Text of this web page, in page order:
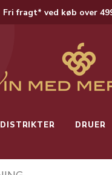
Fri fragt* ved køb over
DISTRIKTER DRUER